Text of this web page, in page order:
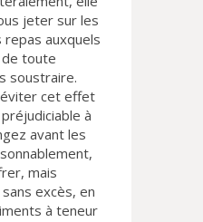
jeter sur les
auxquels
toute
soustraire.
éviter cet effet
à
avant les
mais
excès, en
à teneur